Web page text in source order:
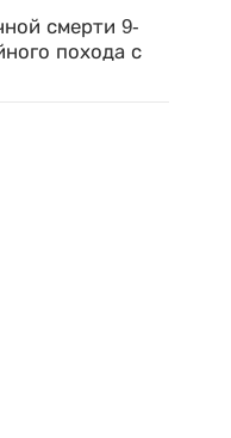
смерти 9-
похода с